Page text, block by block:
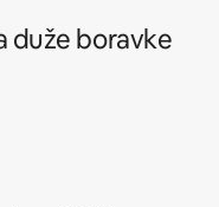
duže boravke